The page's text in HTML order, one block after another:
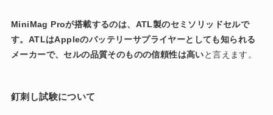
MiniMag Proが搭載するのは、ATL製のセミソリッドセルで
す。ATLはAppleのバッテリーサプライヤーとしても知られる
メーカーで、セルの品質そのものの信頼性は高いと言えます。
釘刺し試験について